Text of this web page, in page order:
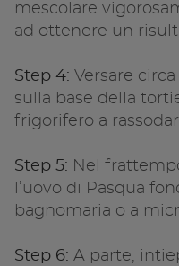
mescolare
ad ottenere un
Step 4: Versare
sulla base della
frigorifero a
Step 5: Nel
l’uovo di Pasqua
bagnomaria o a
Step 6: A parte,